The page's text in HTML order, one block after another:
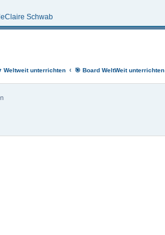
Schwab
Weltweit unterrichten ‹ 🎯 Board WeltWeit unterrichten